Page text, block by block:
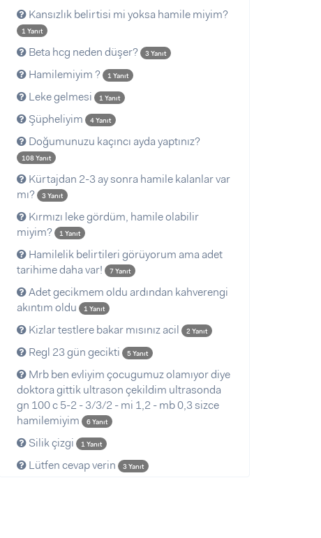
Kansızlık belirtisi mi yoksa hamile miyim?
1 Yanıt
Beta hcg neden düşer? 3 Yanıt
Hamilemiyim ? 1 Yanıt
Leke gelmesi 1 Yanıt
Şüpheliyim 4 Yanıt
Doğumunuzu kaçıncı ayda yaptınız?
108 Yanıt
Kürtajdan 2-3 ay sonra hamile kalanlar var
mı?
3 Yanıt
Kırmızı leke gördüm, hamile olabilir
miyim?
1 Yanıt
Hamilelik belirtileri görüyorum ama adet
tarihime daha var!
7 Yanıt
Adet gecikmem oldu ardından kahverengi
akıntım oldu
1 Yanıt
Kizlar testlere bakar mısınız acil 2 Yanıt
Regl 23 gün gecikti 5 Yanıt
Mrb ben evliyim çocugumuz olamıyor diye
doktora gittik ultrason çekildim ultrasonda
gn 100 c 5-2 - 3/3/2 - mi 1,2 - mb 0,3 sizce
hamilemiyim
6 Yanıt
Silik çizgi 1 Yanıt
Lütfen cevap verin 3 Yanıt